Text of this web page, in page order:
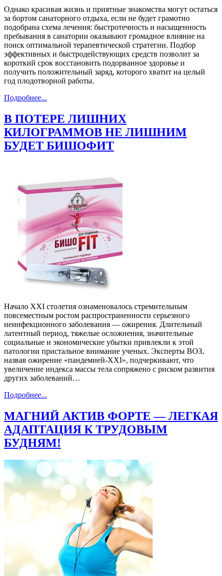
Однако красивая жизнь и приятные знакомства могут остаться
за бортом санаторного отдыха, если не будет грамотно
подобрана схема лечения: быстротечность и насыщенность
пребывания в санатории оказывают громадное влияние на
поиск оптимальной терапевтической стратегии. Подбор
эффективных и быстродействующих средств позволит за
короткий срок восстановить подорванное здоровье и
получить положительный заряд, которого хватит на целый
год плодотворной работы.
Подробнее...
В ПОТЕРЕ ЛИШНИХ
КИЛОГРАММОВ НЕ ЛИШНИМ
БУДЕТ БИШОФИТ
Начало ХХI столетия ознаменовалось стремительным
повсеместным ростом распространенности серьезного
неинфекционного заболевания — ожирения. Длительный
латентный период, тяжелые осложнения, значительные
социальные и экономические убытки привлекли к этой
патологии пристальное внимание ученых. Эксперты ВОЗ,
назвав ожирение «пандемией-XXI», подчеркивают, что
увеличение индекса массы тела сопряжено с риском развития
других заболеваний…
Подробнее...
МАГНИЙ АКТИВ ФОРТЕ — ЛЕГКАЯ
АДАПТАЦИЯ К ТРУДОВЫМ
БУДНЯМ!